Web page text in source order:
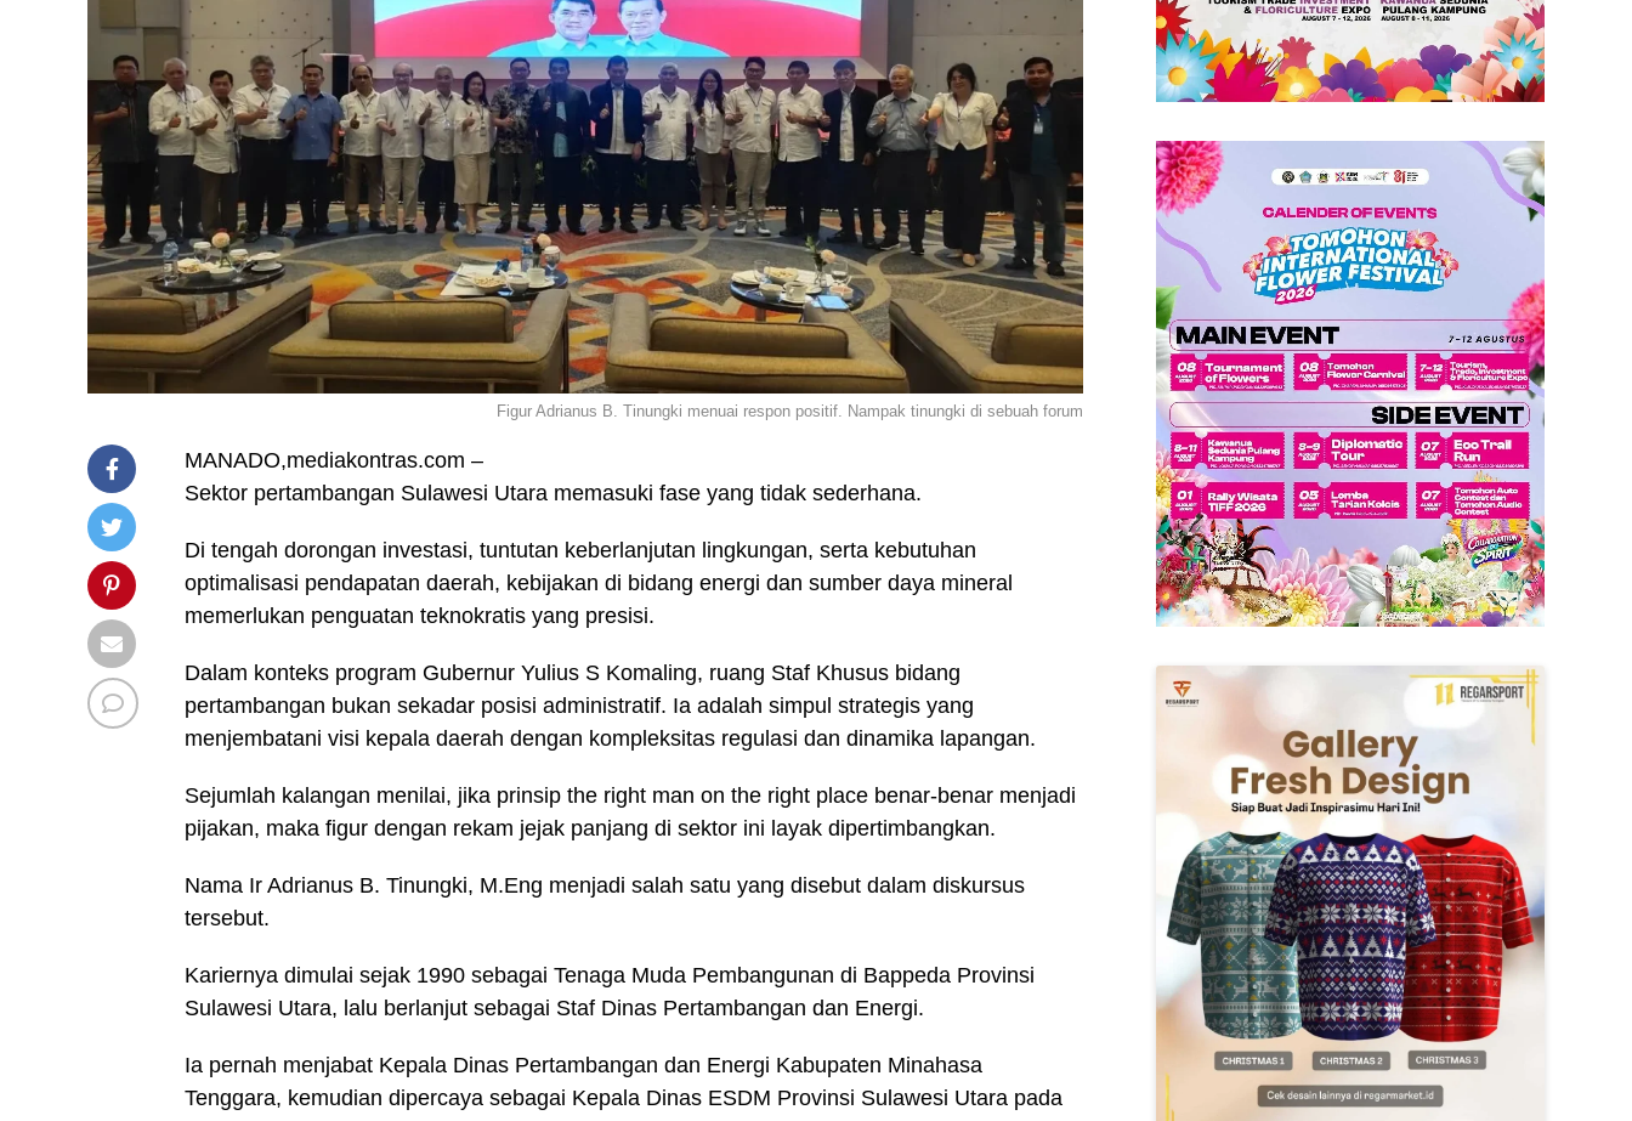
Figur Adrianus B. Tinungki menuai respon positif. Nampak tinungki di sebuah forum
MANADO,mediakontras.com –
Sektor pertambangan Sulawesi Utara memasuki fase yang tidak sederhana.
Di tengah dorongan investasi, tuntutan keberlanjutan lingkungan, serta kebutuhan
optimalisasi pendapatan daerah, kebijakan di bidang energi dan sumber daya mineral
memerlukan penguatan teknokratis yang presisi.
Dalam konteks program Gubernur Yulius S Komaling, ruang Staf Khusus bidang
pertambangan bukan sekadar posisi administratif. Ia adalah simpul strategis yang
menjembatani visi kepala daerah dengan kompleksitas regulasi dan dinamika lapangan.
Sejumlah kalangan menilai, jika prinsip the right man on the right place benar-benar menjadi
pijakan, maka figur dengan rekam jejak panjang di sektor ini layak dipertimbangkan.
Nama Ir Adrianus B. Tinungki, M.Eng menjadi salah satu yang disebut dalam diskursus
tersebut.
Kariernya dimulai sejak 1990 sebagai Tenaga Muda Pembangunan di Bappeda Provinsi
Sulawesi Utara, lalu berlanjut sebagai Staf Dinas Pertambangan dan Energi.
Ia pernah menjabat Kepala Dinas Pertambangan dan Energi Kabupaten Minahasa
Tenggara, kemudian dipercaya sebagai Kepala Dinas ESDM Provinsi Sulawesi Utara pada